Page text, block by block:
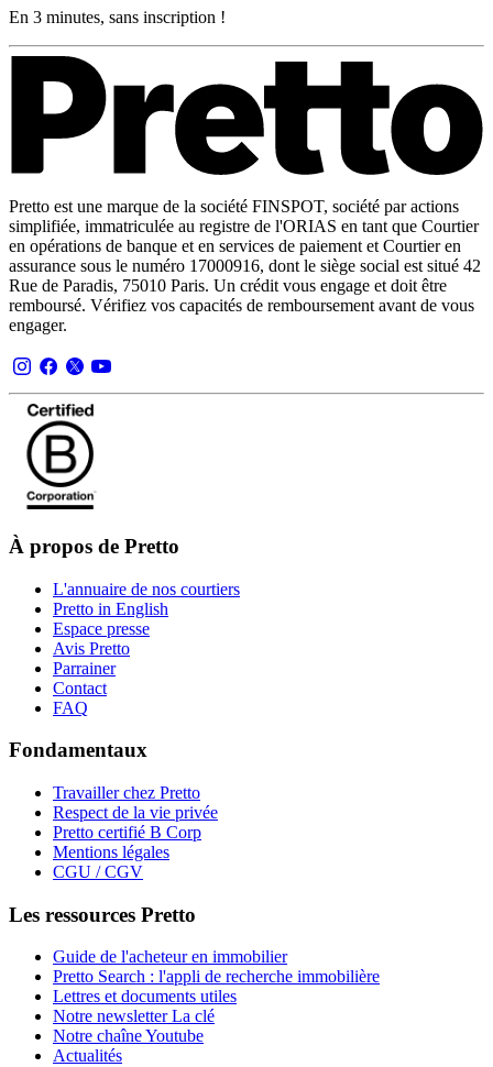
En 3 minutes, sans inscription !
Pretto est une marque de la société FINSPOT, société par actions
simplifiée, immatriculée au registre de l'ORIAS en tant que Courtier
en opérations de banque et en services de paiement et Courtier en
assurance sous le numéro 17000916, dont le siège social est situé 42
Rue de Paradis, 75010 Paris. Un crédit vous engage et doit être
remboursé. Vérifiez vos capacités de remboursement avant de vous
engager.
À propos de Pretto
L'annuaire de nos courtiers
Pretto in English
Espace presse
Avis Pretto
Parrainer
Contact
FAQ
Fondamentaux
Travailler chez Pretto
Respect de la vie privée
Pretto certifié B Corp
Mentions légales
CGU / CGV
Les ressources Pretto
Guide de l'acheteur en immobilier
Pretto Search : l'appli de recherche immobilière
Lettres et documents utiles
Notre newsletter La clé
Notre chaîne Youtube
Actualités